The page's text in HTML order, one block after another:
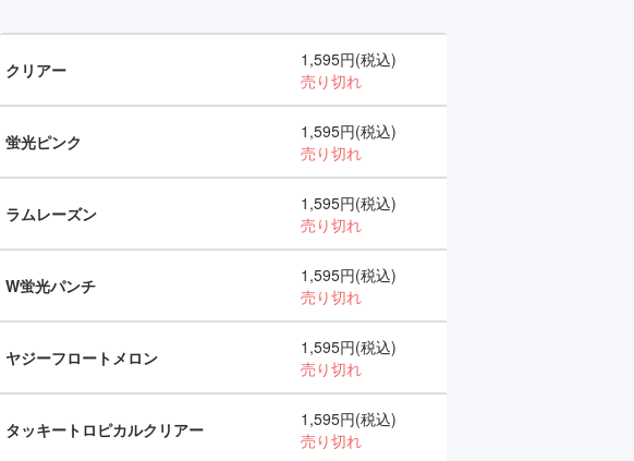
クリアー
1,595円(税込)
売り切れ
蛍光ピンク
1,595円(税込)
売り切れ
ラムレーズン
1,595円(税込)
売り切れ
W蛍光パンチ
1,595円(税込)
売り切れ
ヤジーフロートメロン
1,595円(税込)
売り切れ
タッキートロピカルクリアー
1,595円(税込)
売り切れ